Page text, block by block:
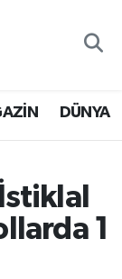
DÜNYA
1